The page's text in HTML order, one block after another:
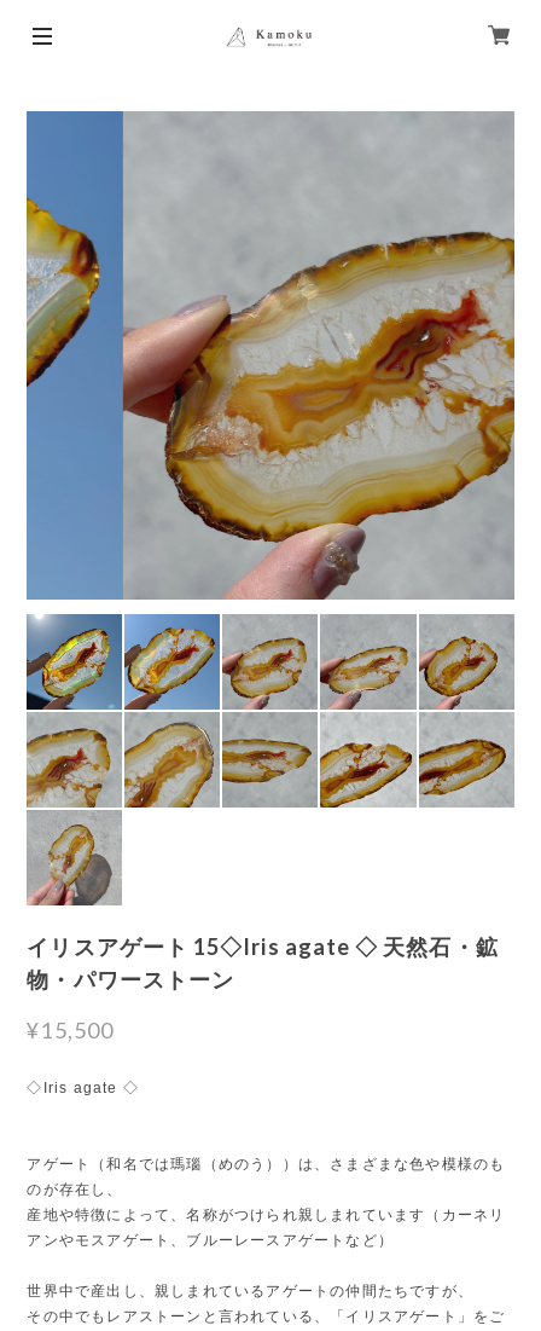
イリスアゲート 15◇Iris agate ◇ 天然石・鉱
物・パワーストーン
¥15,500
◇Iris agate ◇
アゲート（和名では瑪瑙（めのう））は、さまざまな色や模様のも
のが存在し、
産地や特徴によって、名称がつけられ親しまれています（カーネリ
アンやモスアゲート、ブルーレースアゲートなど）
世界中で産出し、親しまれているアゲートの仲間たちですが、
その中でもレアストーンと言われている、「イリスアゲート」をご